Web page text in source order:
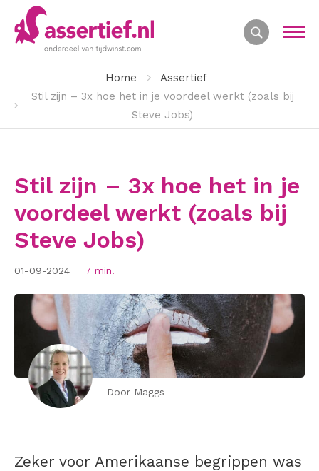
Home
Assertief
Stil zijn – 3x hoe het in je voordeel werkt (zoals bij
Steve Jobs)
Stil zijn – 3x hoe het in je
voordeel werkt (zoals bij
Steve Jobs)
01-09-2024 7 min.
Door Maggs
Zeker voor Amerikaanse begrippen was